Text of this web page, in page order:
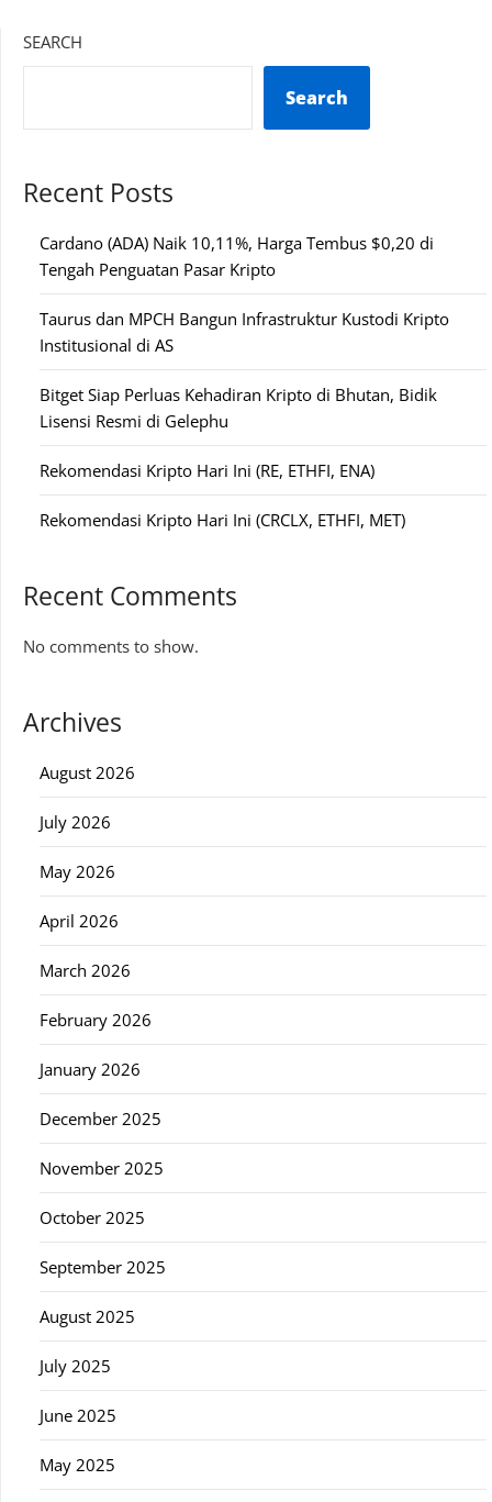
SEARCH
Search
Recent Posts
Cardano (ADA) Naik 10,11%, Harga Tembus $0,20 di
Tengah Penguatan Pasar Kripto
Taurus dan MPCH Bangun Infrastruktur Kustodi Kripto
Institusional di AS
Bitget Siap Perluas Kehadiran Kripto di Bhutan, Bidik
Lisensi Resmi di Gelephu
Rekomendasi Kripto Hari Ini (RE, ETHFI, ENA)
Rekomendasi Kripto Hari Ini (CRCLX, ETHFI, MET)
Recent Comments
No comments to show.
Archives
August 2026
July 2026
May 2026
April 2026
March 2026
February 2026
January 2026
December 2025
November 2025
October 2025
September 2025
August 2025
July 2025
June 2025
May 2025